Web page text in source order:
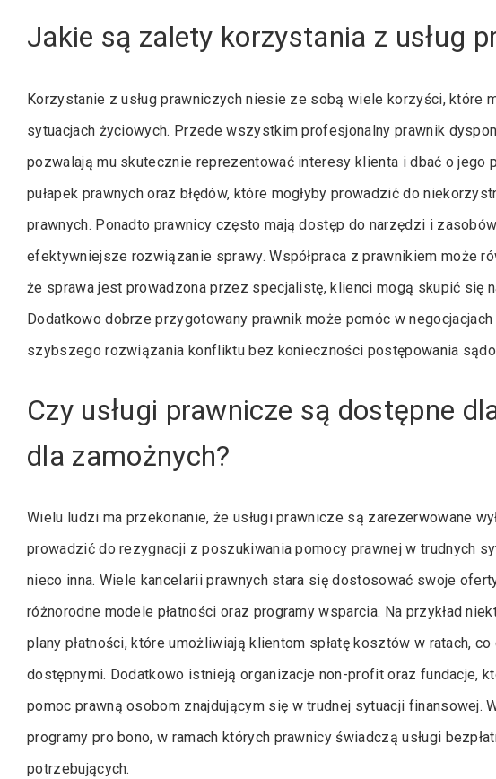
Jakie są zalety korzystania z usług
Korzystanie z usług prawniczych niesie ze sobą wiele korzyści, które
sytuacjach życiowych. Przede wszystkim profesjonalny prawnik
pozwalają mu skutecznie reprezentować interesy klienta i dbać o jego
pułapek prawnych oraz błędów, które mogłyby prowadzić do
prawnych. Ponadto prawnicy często mają dostęp do narzędzi i
efektywniejsze rozwiązanie sprawy. Współpraca z prawnikiem może
że sprawa jest prowadzona przez specjalistę, klienci mogą skupić się
Dodatkowo dobrze przygotowany prawnik może pomóc w
szybszego rozwiązania konfliktu bez konieczności postępowania
Czy usługi prawnicze są dostępne
dla zamożnych?
Wielu ludzi ma przekonanie, że usługi prawnicze są zarezerwowane
prowadzić do rezygnacji z poszukiwania pomocy prawnej w trudnych
nieco inna. Wiele kancelarii prawnych stara się dostosować swoje
różnorodne modele płatności oraz programy wsparcia. Na przykład
plany płatności, które umożliwiają klientom spłatę kosztów w ratach,
dostępnymi. Dodatkowo istnieją organizacje non-profit oraz fundacje,
pomoc prawną osobom znajdującym się w trudnej sytuacji finansowej.
programy pro bono, w ramach których prawnicy świadczą usługi
potrzebujących.